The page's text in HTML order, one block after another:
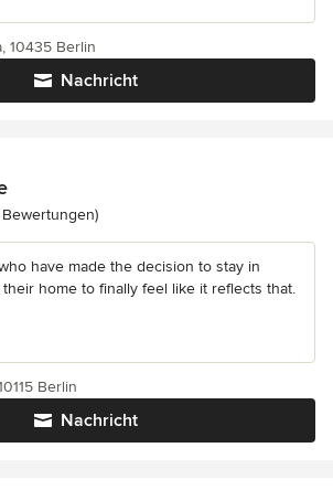
Nachricht
10435 Berlin
5 von 5 Sternen
Bewertungen)
have made the decision to stay in
home to finally feel like it reflects that.
Nachricht
Berlin